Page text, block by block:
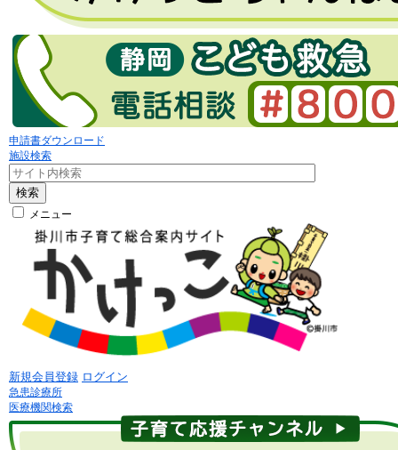
申請書ダウンロード
施設検索
検索
メニュー
新規会員登録 ログイン
急患診療所
医療機関検索